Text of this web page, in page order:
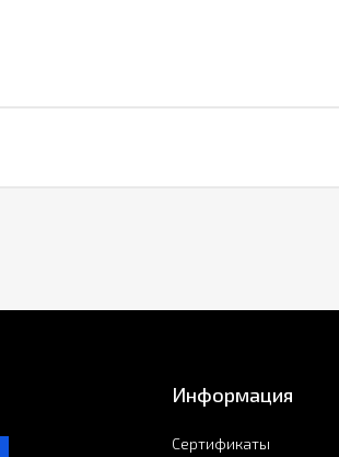
Информация
Сертификаты